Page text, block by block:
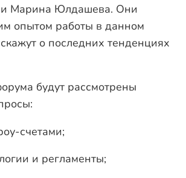
и Марина Юлдашева. Они
опытом работы в данном
о последних тенденциях
будут рассмотрены
счетами;
и регламенты;